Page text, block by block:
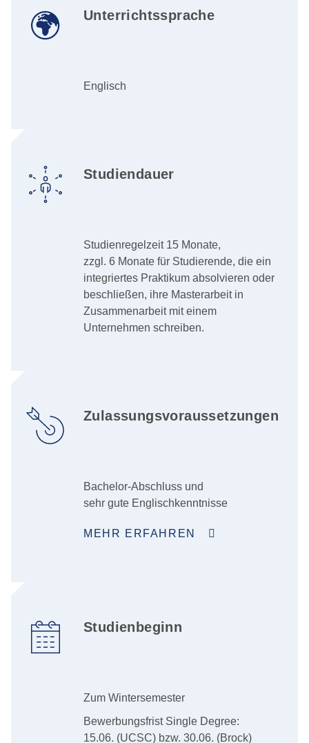
Unterrichtssprache
Englisch
Studiendauer
Studienregelzeit 15 Monate,
zzgl. 6 Monate für Studierende, die ein
integriertes Praktikum absolvieren oder
beschließen, ihre Masterarbeit in
Zusammenarbeit mit einem
Unternehmen schreiben.
Zulassungsvoraussetzungen
Bachelor-Abschluss und
sehr gute Englischkenntnisse
MEHR ERFAHREN
Studienbeginn
Zum Wintersemester
Bewerbungsfrist Single Degree:
15.06. (UCSC) bzw. 30.06. (Brock)